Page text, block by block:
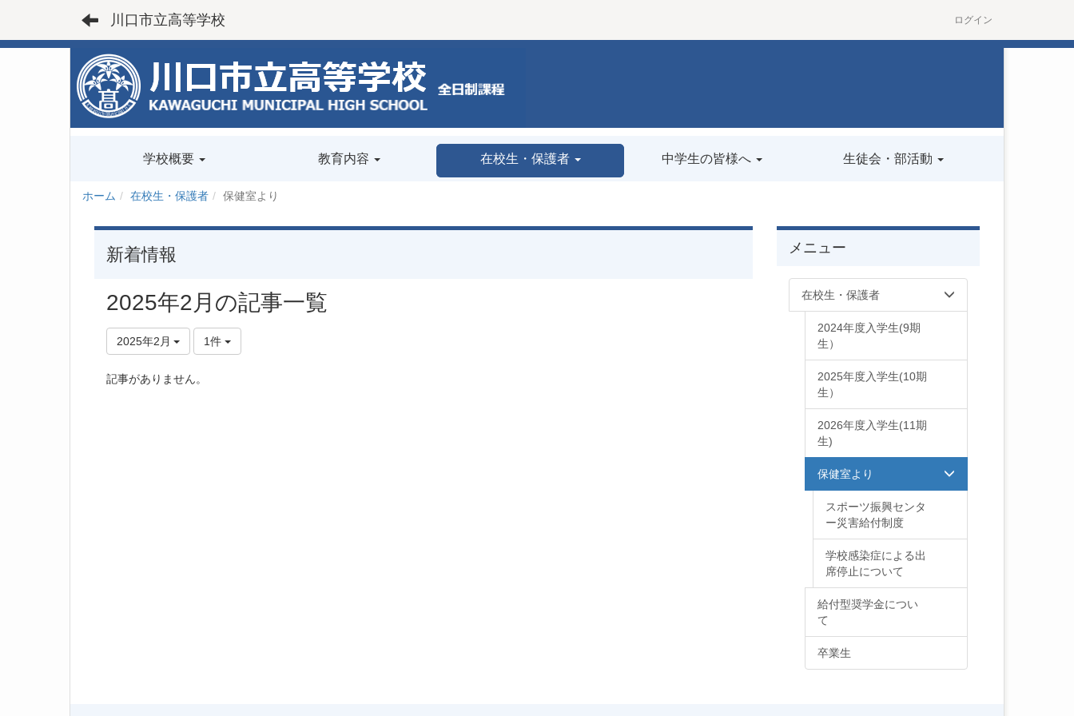
川口市立高等学校 ログイン
学校概要 教育内容 在校生・保護者 中学生の皆様へ 生徒会・部活動
ホーム 在校生・保護者 保健室より
新着情報
2025年2月の記事一覧
2025年2月 1件
記事がありません。
メニュー
在校生・保護者
2024年度入学生(9期
生）
2025年度入学生(10期
生）
2026年度入学生(11期
生)
保健室より
スポーツ振興センタ
ー災害給付制度
学校感染症による出
席停止について
給付型奨学金につい
て
卒業生